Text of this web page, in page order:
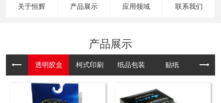
关于恒辉 产品展示 应用领域 联系我们
产品展示
透明胶盒 柯式印刷 纸品包装 贴纸 吊牌纸